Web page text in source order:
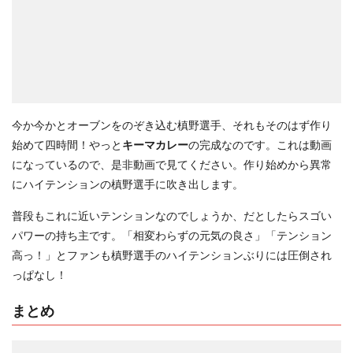
今か今かとオーブンをのぞき込む槙野選手、それもそのはず作り
始めて四時間！やっと キーマカレーの完成なのです。これは動画
になっているので、是非動画で見てください。作り始めから異常
にハイテンションの槙野選手に吹き出します。
普段もこれに近いテンションなのでしょうか、だとしたらスゴい
パワーの持ち主です。「相変わらずの元気の良さ」「テンション
高っ！」とファンも槙野選手のハイテンションぶりには圧倒され
っぱなし！
まとめ